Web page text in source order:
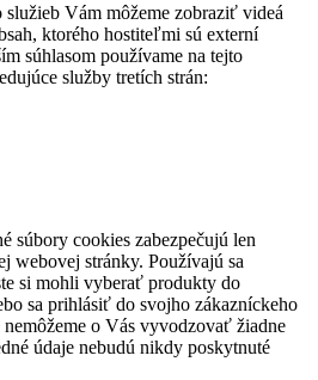
Vám môžeme zobraziť videá
ktorého hostiteľmi sú externí
súhlasom používame na tejto
služby tretích strán:
súbory cookies zabezpečujú len
webovej stránky. Používajú sa
si mohli vyberať produkty do
sa prihlásiť do svojho zákazníckeho
nemôžeme o Vás vyvodzovať žiadne
údaje nebudú nikdy poskytnuté